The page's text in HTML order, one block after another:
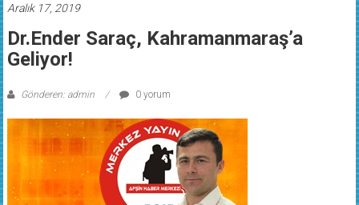
Aralık 17, 2019
Dr.Ender Saraç, Kahramanmaraş’a
Geliyor!
Gönderen: admin 0 yorum